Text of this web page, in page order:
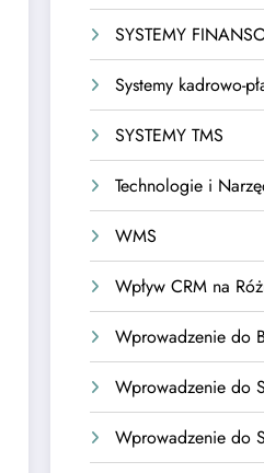
SYSTEMY
Systemy kadrowo-
SYSTEMY TMS
Technologie i
WMS
Wpływ CRM na
Wprowadzenie do
Wprowadzenie do
Wprowadzenie do